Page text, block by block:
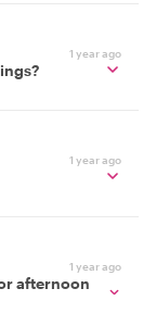
1 year ago
1 year ago
1 year ago
afternoon